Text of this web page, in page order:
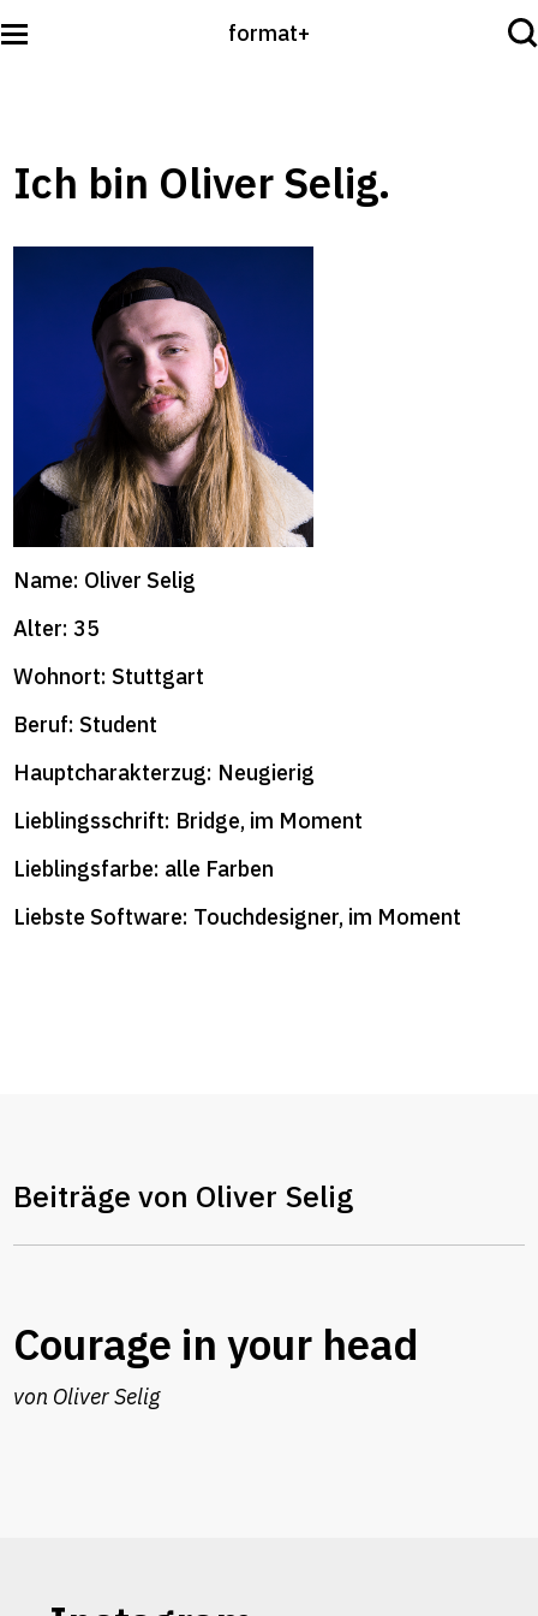
format+
Hören
International
format+
Ich bin Oliver Selig.
Name: Oliver Selig
Alter: 35
Wohnort: Stuttgart
Beruf: Student
Hauptcharakterzug: Neugierig
Lieblingsschrift: Bridge, im Moment
Lieblingsfarbe: alle Farben
Liebste Software: Touchdesigner, im Moment
Beiträge von Oliver Selig
Courage in your head
von Oliver Selig